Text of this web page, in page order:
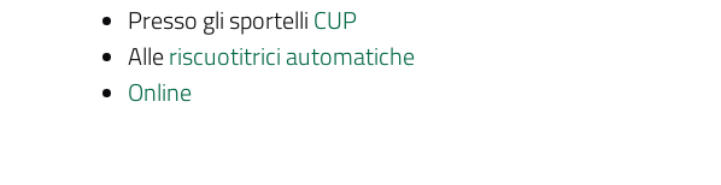
Presso gli sportelli CUP
Alleriscuotitrici automatiche
Online